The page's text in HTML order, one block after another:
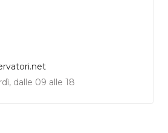
dalle 09 alle 18